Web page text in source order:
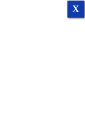
X
X
X